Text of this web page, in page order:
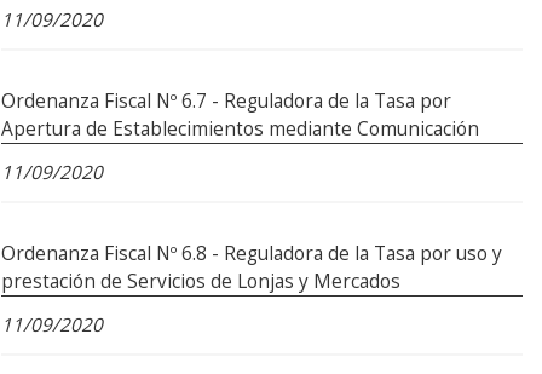
11/09/2020
Ordenanza Fiscal Nº 6.7 - Reguladora de la Tasa por
Apertura de Establecimientos mediante Comunicación
11/09/2020
Ordenanza Fiscal Nº 6.8 - Reguladora de la Tasa por uso y
prestación de Servicios de Lonjas y Mercados
11/09/2020